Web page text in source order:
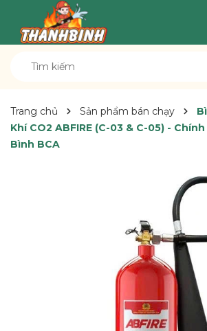
Trang chủ Sản phẩm bán chạy
Khí CO2 ABFIRE (C-03 & C-05) -
Bình BCA